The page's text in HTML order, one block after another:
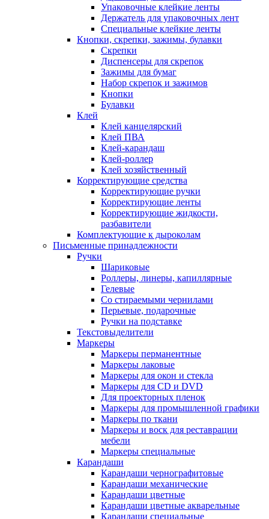
Упаковочные клейкие ленты
Держатель для упаковочных лент
Специальные клейкие ленты
Кнопки, скрепки, зажимы, булавки
Скрепки
Диспенсеры для скрепок
Зажимы для бумаг
Набор скрепок и зажимов
Кнопки
Булавки
Клей
Клей канцелярский
Клей ПВА
Клей-карандаш
Клей-роллер
Клей хозяйственный
Корректирующие средства
Корректирующие ручки
Корректирующие ленты
Корректирующие жидкости,
разбавители
Комплектующие к дыроколам
Письменные принадлежности
Ручки
Шариковые
Роллеры, линеры, капиллярные
Гелевые
Со стираемыми чернилами
Перьевые, подарочные
Ручки на подставке
Текстовыделители
Маркеры
Маркеры перманентные
Маркеры лаковые
Маркеры для окон и стекла
Маркеры для CD и DVD
Для проекторных пленок
Маркеры для промышленной графики
Маркеры по ткани
Маркеры и воск для реставрации
мебели
Маркеры специальные
Карандаши
Карандаши чернографитовые
Карандаши механические
Карандаши цветные
Карандаши цветные акварельные
Карандаши специальные